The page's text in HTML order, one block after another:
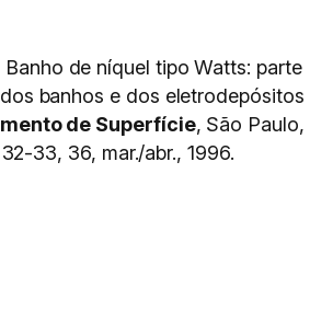
Banho de níquel tipo Watts: parte
banhos e dos eletrodepósitos
de Superfície, São Paulo,
33, 36, mar./abr., 1996.